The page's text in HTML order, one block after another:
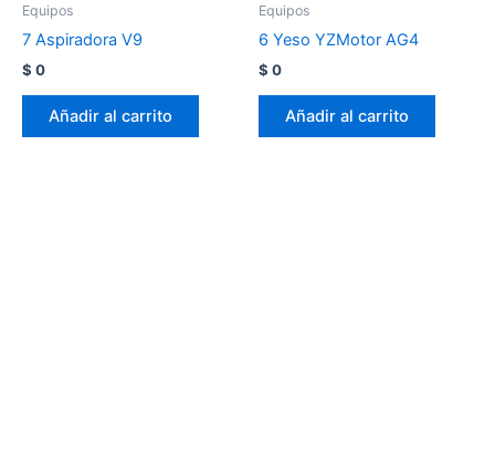
Equipos
7 Aspiradora V9
$ 0
Añadir al carrito
Equipos
6 Yeso YZMotor AG4
$ 0
Añadir al carrito